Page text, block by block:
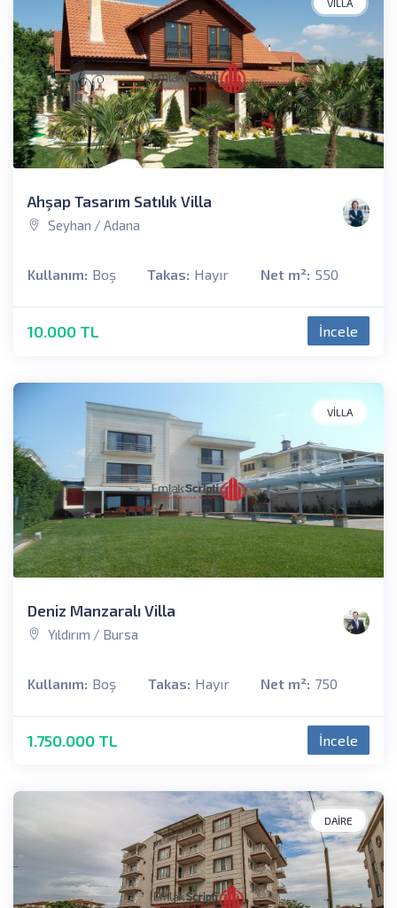
VILLA
Ahşap Tasarım Satılık Villa
Seyhan / Adana
Kullanım: Boş Takas: Hayır Net m²: 550
10.000 TL İncele
VILLA
Deniz Manzaralı Villa
Yıldırım / Bursa
Kullanım: Boş Takas: Hayır Net m²: 750
1.750.000 TL İncele
DAIRE